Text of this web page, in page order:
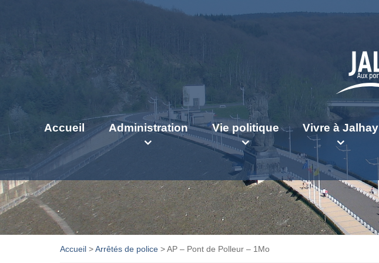
Accueil Administration Vie politique Vivre à Jalhay
Accueil >Arrêtés de police >AP – Pont de Polleur – 1Mo